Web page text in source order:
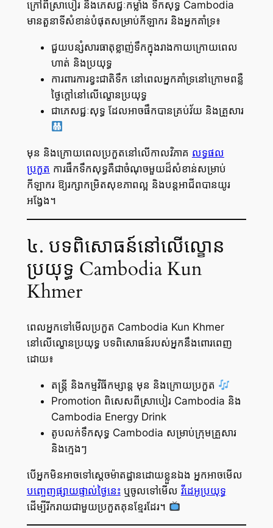
ក្រៅពីស្រាបៀរ និងភេសជ្ជៈកម្លាំង ទឹកសុទ្ធ Cambodia
មានតួនាទីសំខាន់បំផុតសម្រាប់កីឡាករ និងអ្នកគាំទ្រ៖
ជួយបន្សំសារធាតុខ្លាញ់ទឹកក្នុងរាងកាយក្រោយពេល
ហាត់ និងប្រយុទ្ធ
ការពារការខ្វះជាតិទឹក នៅពេលអ្នកគាំទ្រនៅក្រោមពន្លឺ
ថ្ងៃក្តៅនៅលើល្ខោនប្រយុទ្ធ
ជាភេសជ្ជៈសុទ្ធ ដែលអាចផឹកបានគ្រប់វ័យ និងគ្រួសារ
មុន និងក្រោយពេលប្រកួតនៅលើកាលវិភាគ លទ្ធផល
ប្រកួត ការផឹកទឹកសុទ្ធគឺជាចំណុចមួយដ៏សំខាន់សម្រាប់
កីឡាករ ឱ្យរក្សាកម្រិតសុខភាពល្អ និងបន្តអាជីពបានយូរ
អង្វែង។
៤. បទពិសោធន៍នៅលើល្ខោន
ប្រយុទ្ធ Cambodia Kun
Khmer
ពេលអ្នកទៅមើលប្រកួត Cambodia Kun Khmer
នៅលើល្ខោនប្រយុទ្ធ បទពិសោធន៍របស់អ្នកនឹងពោរពេញ
ដោយ៖
តន្ត្រី និងកម្មវិធីកម្សាន្ត មុន និងក្រោយប្រកួត
Promotion ពិសេសពីស្រាបៀរ Cambodia និង
Cambodia Energy Drink
តូបលក់ទឹកសុទ្ធ Cambodia សម្រាប់ក្រុមគ្រួសារ
និងក្មេងៗ
បើអ្នកមិនអាចទៅស្តេចម៉ាតដ្ឋានដោយខ្លួនឯង អ្នកអាចមើល
បញ្ចេញផ្សាយផ្ទាល់ថ្ងៃនេះ ឬចូលទៅមើល វីដេអូប្រយុទ្ធ
ដើម្បីរីករាយជាមួយប្រកួតគុនខ្មែរដែរ។